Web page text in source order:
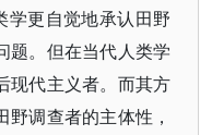
学更自觉地承认田野
题。但在当代人类学
现代主义者。而其方
调查者的主体性，